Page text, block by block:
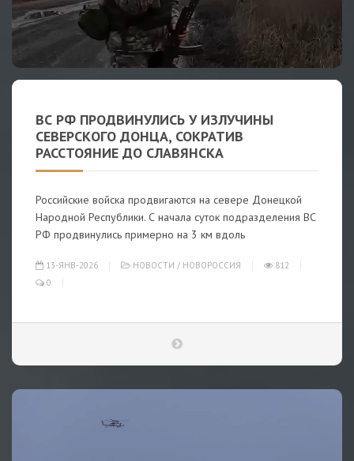
ВС РФ ПРОДВИНУЛИСЬ У ИЗЛУЧИНЫ
СЕВЕРСКОГО ДОНЦА, СОКРАТИВ
РАССТОЯНИЕ ДО СЛАВЯНСКА
Российские войска продвигаются на севере Донецкой
Народной Республики. С начала суток подразделения ВС
РФ продвинулись примерно на 3 км вдоль
13-ЯНВ-2026 НОВОСТИ / НОВОРОССИЯ
812
0